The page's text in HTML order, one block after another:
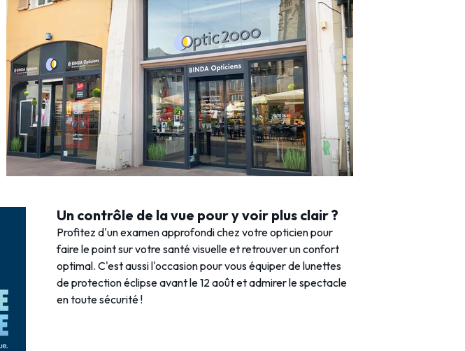
Un contrôle de la vue pour y voir plus clair ?
Profitez d'un examen approfondi chez votre opticien pour
faire le point sur votre santé visuelle et retrouver un confort
optimal. C'est aussi l'occasion pour vous équiper de lunettes
de protection éclipse avant le 12 août et admirer le spectacle
en toute sécurité !